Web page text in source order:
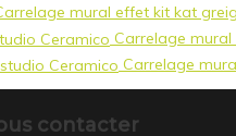
mural effet kit kat
Carrelage
Carrelage
contacter